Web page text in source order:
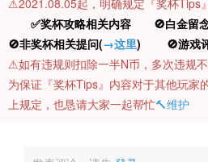
⚠️2021.08.05起，明确规定『奖杯Tips
✅奖杯攻略相关内容 🚫白金留
🚫非奖杯相关提问(→这里) 🚫游戏
⚠️如有违规则扣除一半N币，多次违规
为保证『奖杯Tips』内容对于其他玩家
上规定，也恳请大家一起帮忙🔨维护